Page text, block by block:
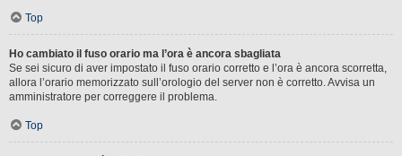
Top
Ho cambiato il fuso orario ma l’ora è ancora sbagliata
Se sei sicuro di aver impostato il fuso orario corretto e l’ora è ancora scorretta,
allora l’orario memorizzato sull’orologio del server non è corretto. Avvisa un
amministratore per correggere il problema.
Top